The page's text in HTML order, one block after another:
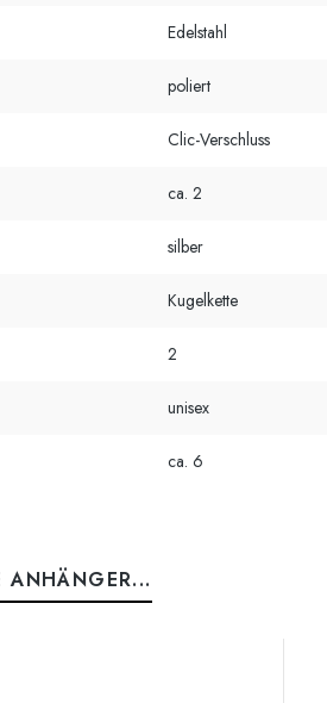
Edelstahl
poliert
Clic-Verschluss
ca. 2
silber
Kugelkette
2
unisex
ca. 6
ANHÄNGER...